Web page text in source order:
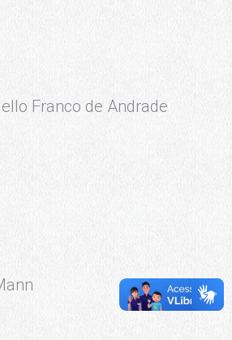
Franco de Andrade